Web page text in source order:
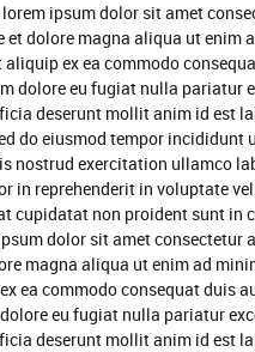
ipsum dolor sit amet
dolore magna aliqua ut enim
ex ea commodo
dolore eu fugiat nulla pariatur
deserunt mollit anim id est
do eiusmod tempor incididunt
nostrud exercitation ullamco
in reprehenderit in voluptate
cupidatat non proident sunt in
dolor sit amet consectetur
magna aliqua ut enim ad
ea commodo consequat duis
eu fugiat nulla pariatur
deserunt mollit anim id est